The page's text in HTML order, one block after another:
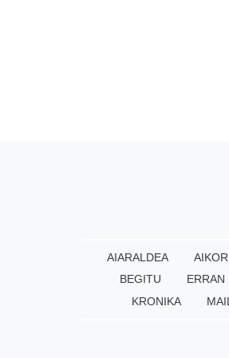
AIARALDEA AIKOR
BEGITU
ERRAN
KRONIKA